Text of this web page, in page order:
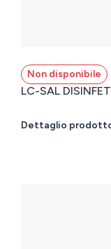
Non disponibile
LC-SAL
Dettaglio